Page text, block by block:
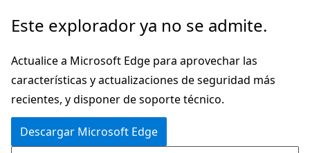
Ir
contenido
principal
Este explorador ya no se admite.
Actualice a Microsoft Edge para aprovechar las
características y actualizaciones de seguridad más
recientes, y disponer de soporte técnico.
Descargar Microsoft Edge